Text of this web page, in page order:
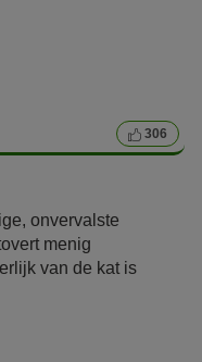
306
onvervalste
menig
van de kat is